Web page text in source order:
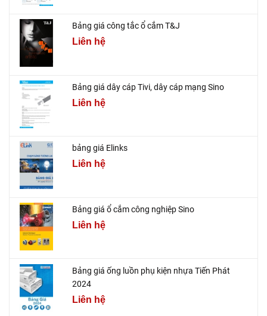
Bảng giá công tắc ổ cắm T&J
Liên hệ
Bảng giá dây cáp Tivi, dây cáp mạng Sino
Liên hệ
bảng giá Elinks
Liên hệ
Bảng giá ổ cắm công nghiệp Sino
Liên hệ
Bảng giá ống luồn phụ kiện nhựa Tiến Phát
2024
Liên hệ